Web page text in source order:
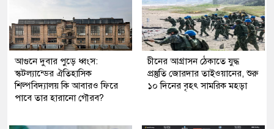
আগুনে দুবার পুড়ে ধ্বংস:
স্কটল্যান্ডের ঐতিহাসিক
শিল্পবিদ্যালয় কি আবারও ফিরে
পাবে তার হারানো গৌরব?
চীনের আগ্রাসন ঠেকাতে যুদ্ধ
প্রস্তুতি জোরদার তাইওয়ানের, শুরু
১০ দিনের বৃহৎ সামরিক মহড়া